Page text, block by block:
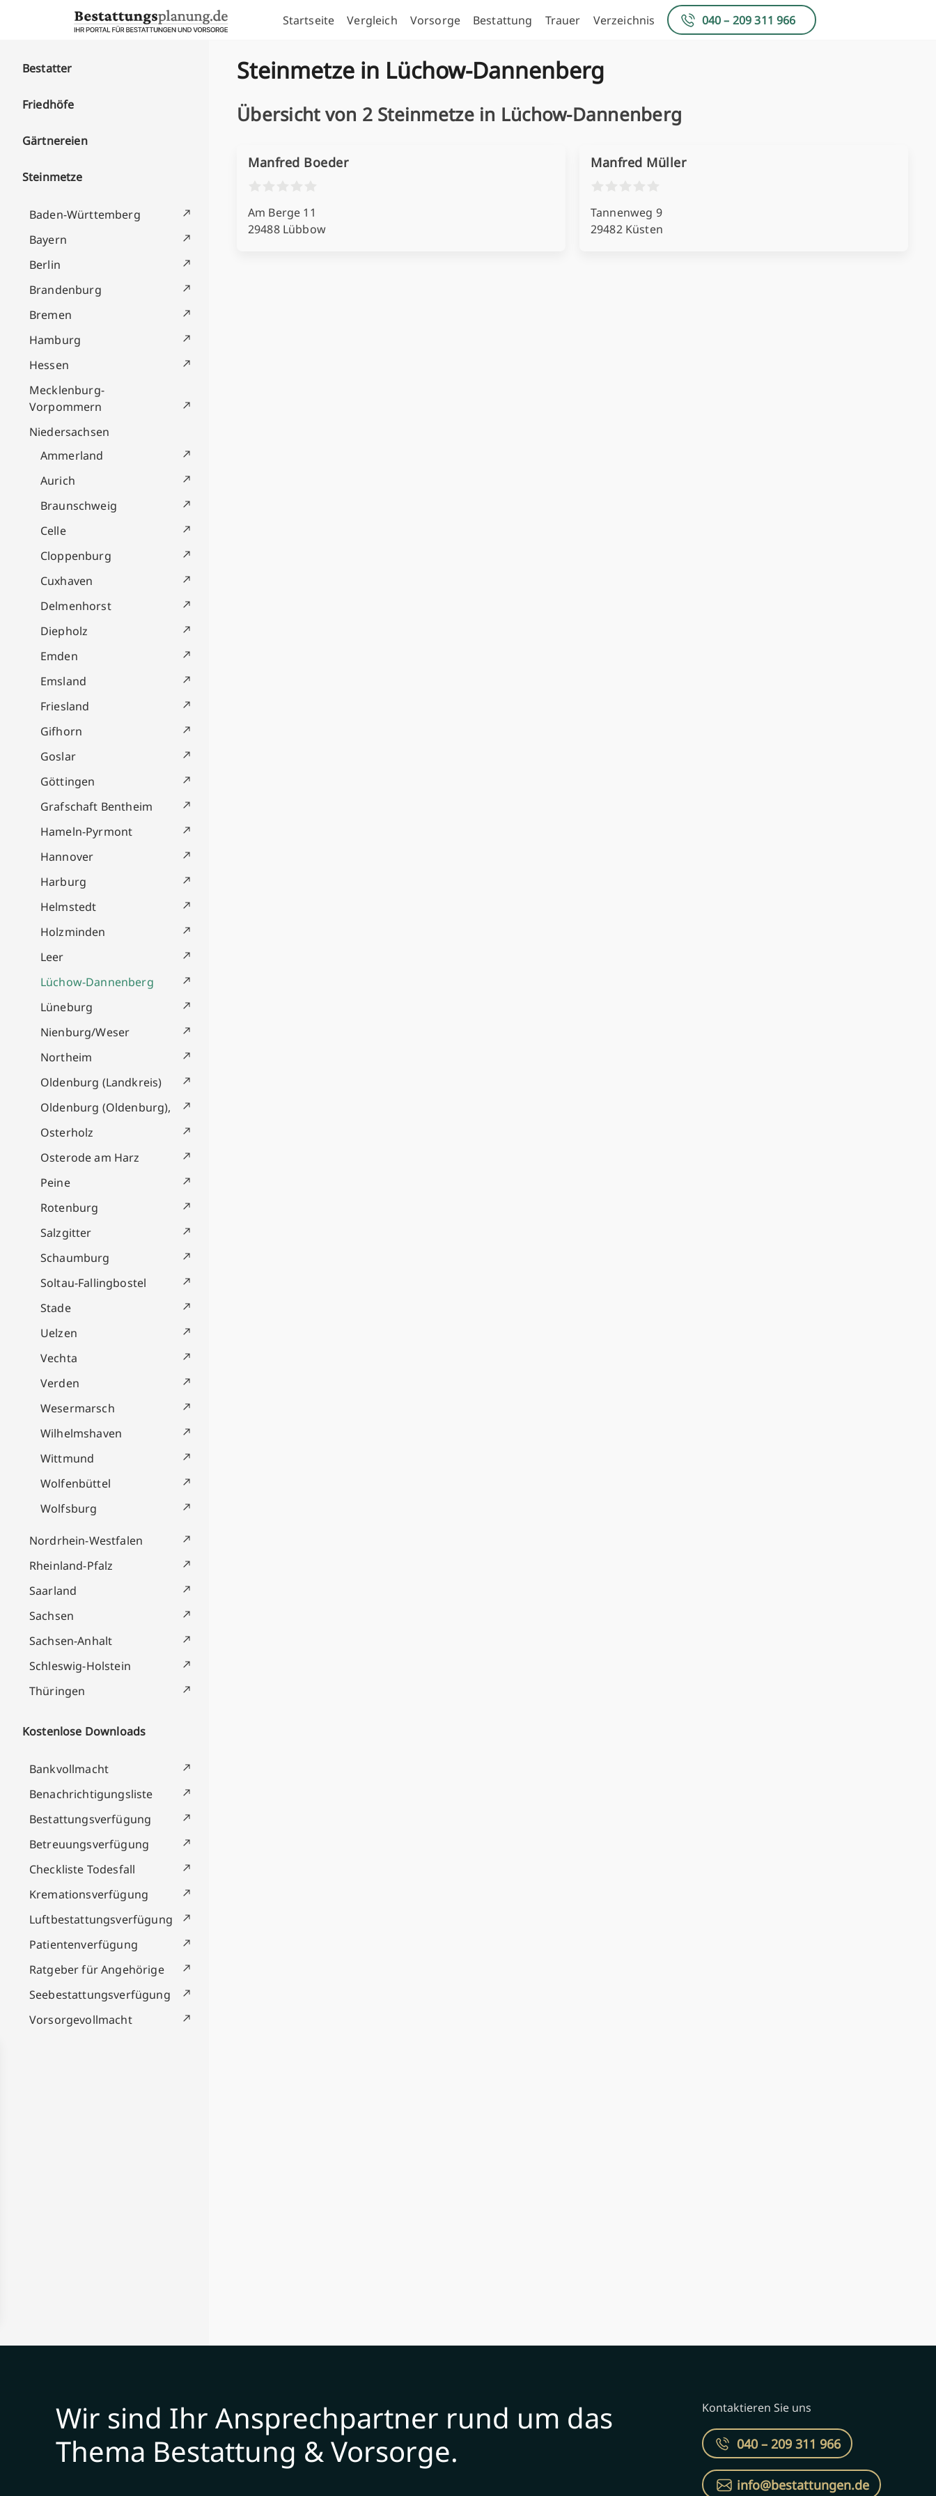
Skip to content
Startseite Vergleich Vorsorge Bestattung Trauer Verzeichnis 040 – 209 311 966
Bestatter
Friedhöfe
Gärtnereien
Steinmetze
Baden-Württemberg
Bayern
Berlin
Brandenburg
Bremen
Hamburg
Hessen
Mecklenburg-
Vorpommern
Niedersachsen
Ammerland
Aurich
Braunschweig
Celle
Cloppenburg
Cuxhaven
Delmenhorst
Diepholz
Emden
Emsland
Friesland
Gifhorn
Goslar
Göttingen
Grafschaft Bentheim
Hameln-Pyrmont
Hannover
Harburg
Helmstedt
Holzminden
Leer
Lüchow-Dannenberg
Lüneburg
Nienburg/Weser
Northeim
Oldenburg (Landkreis)
Oldenburg (Oldenburg),
Osterholz
Osterode am Harz
Peine
Rotenburg
Salzgitter
Schaumburg
Soltau-Fallingbostel
Stade
Uelzen
Vechta
Verden
Wesermarsch
Wilhelmshaven
Wittmund
Wolfenbüttel
Wolfsburg
Nordrhein-Westfalen
Rheinland-Pfalz
Saarland
Sachsen
Sachsen-Anhalt
Schleswig-Holstein
Thüringen
Kostenlose Downloads
Bankvollmacht
Benachrichtigungsliste
Bestattungsverfügung
Betreuungsverfügung
Checkliste Todesfall
Kremationsverfügung
Luftbestattungsverfügung
Patientenverfügung
Ratgeber für Angehörige
Seebestattungsverfügung
Vorsorgevollmacht
Steinmetze in Lüchow-Dannenberg
Übersicht von 2 Steinmetze in Lüchow-Dannenberg
Manfred Boeder
Am Berge 11
29488 Lübbow
Manfred Müller
Tannenweg 9
29482 Küsten
Wir sind Ihr Ansprechpartner rund um das
Thema Bestattung & Vorsorge.
Kontaktieren Sie uns
040 – 209 311 966
info@bestattungen.de